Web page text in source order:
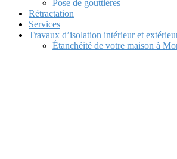
Pose de gouttières
Rétractation
Services
Travaux d’isolation intérieur et
Étanchéité de votre maison à